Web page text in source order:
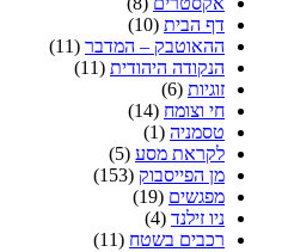
דף הבית (10)
ההאוטבק – המדבר (11)
הנקודה היהודית (11)
זוגיות (6)
חי וצומח (14)
טסמניה (1)
לקראת מסע (5)
מן הפייסבוק (153)
מפגשים (19)
ניו זילנד (4)
רכבים בשטח (11)